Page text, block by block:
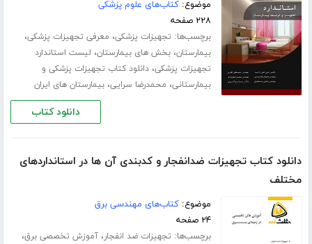
موضوع:کتاب‌های علوم پزشکی
۲۲۸ صفحه
برچسب‌ها: تجهیزات پزشکی، معرفی تجهیزات پزشکی،
بیمارستان،بخش های بیمارستان، لیست استاندارد
تجهیزات پزشکی،دانلود کتاب تجهیزات پزشکی و
بیمارستانی، محمدرضا سرایی،بیمارستان های ایران
دانلود کتاب
دانلود کتاب تجهیزات ضدانفجار و کدبندی آن ها در استانداردهای
مختلف
موضوع:کتاب‌های مهندسی برق
۲۴ صفحه
برچسب‌ها: تجهیزات ضد انفجار،آموزش تخصصی برق،